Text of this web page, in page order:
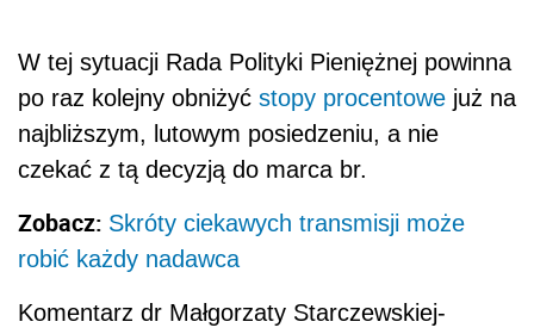
W tej sytuacji Rada Polityki Pieniężnej powinna
po raz kolejny obniżyć stopy procentowe już na
najbliższym, lutowym posiedzeniu, a nie
czekać z tą decyzją do marca br.
Zobacz: Skróty ciekawych transmisji może
robić każdy nadawca
Komentarz dr Małgorzaty Starczewskiej-